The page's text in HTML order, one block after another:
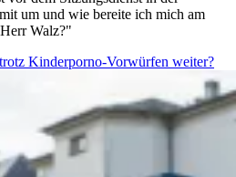
um und wie bereite ich mich am
Walz?"
Kinderporno-Vorwürfen weiter?